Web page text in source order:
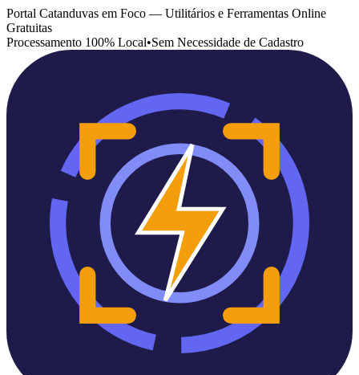
Portal Catanduvas em Foco — Utilitários e Ferramentas Online
Gratuitas
Processamento 100% Local•Sem Necessidade de Cadastro